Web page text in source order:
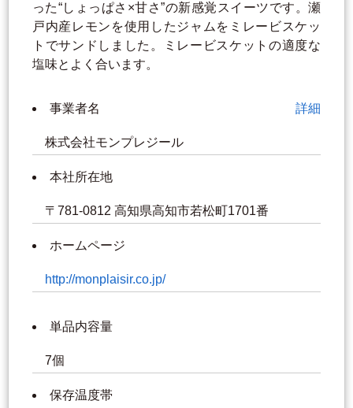
った“しょっぱさ×甘さ”の新感覚スイーツです。瀬
戸内産レモンを使用したジャムをミレービスケッ
トでサンドしました。ミレービスケットの適度な
塩味とよく合います。
事業者名 詳細
株式会社モンプレジール
本社所在地
〒781-0812 高知県高知市若松町1701番
ホームページ
http://monplaisir.co.jp/
単品内容量
7個
保存温度帯